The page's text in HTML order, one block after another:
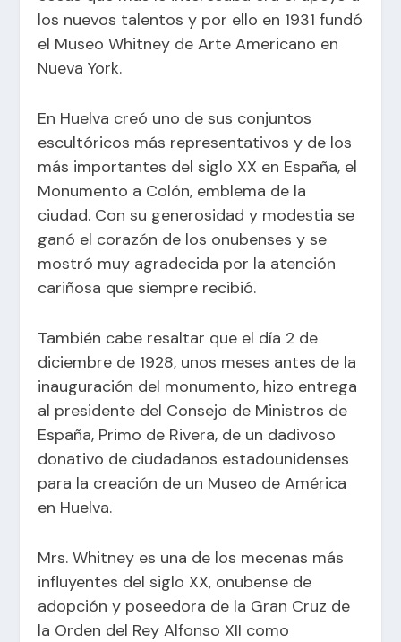
los nuevos talentos y por ello en 1931 fundó
el Museo Whitney de Arte Americano en
Nueva York.
En Huelva creó uno de sus conjuntos
escultóricos más representativos y de los
más importantes del siglo XX en España, el
Monumento a Colón, emblema de la
ciudad. Con su generosidad y modestia se
ganó el corazón de los onubenses y se
mostró muy agradecida por la atención
cariñosa que siempre recibió.
También cabe resaltar que el día 2 de
diciembre de 1928, unos meses antes de la
inauguración del monumento, hizo entrega
al presidente del Consejo de Ministros de
España, Primo de Rivera, de un dadivoso
donativo de ciudadanos estadounidenses
para la creación de un Museo de América
en Huelva.
Mrs. Whitney es una de los mecenas más
influyentes del siglo XX, onubense de
adopción y poseedora de la Gran Cruz de
la Orden del Rey Alfonso XII como